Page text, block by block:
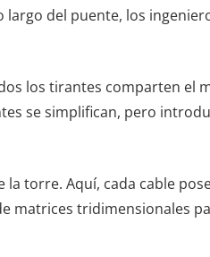
largo del puente, los
los tirantes comparten el
se simplifican, pero
torre. Aquí, cada cable
matrices tridimensionales